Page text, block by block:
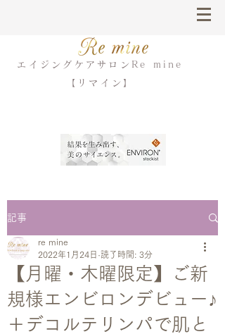
エイジングケアサロンRe mine
【リマイン】
記事
【月曜・木曜限定】ご新
規様エンビロンデビュー♪
＋デコルテリンパで肌と
re mine
2022年1月24日 読了時間: 3分